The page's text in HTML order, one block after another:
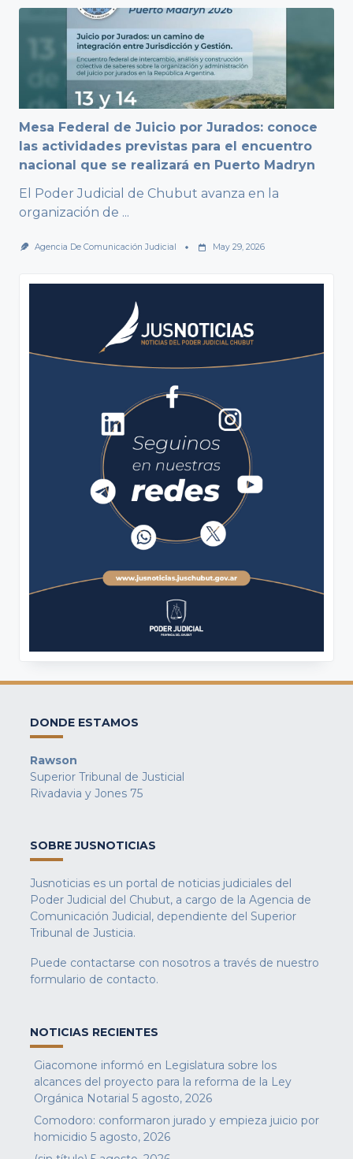
Mesa Federal de Juicio por Jurados: conoce
las actividades previstas para el encuentro
nacional que se realizará en Puerto Madryn
El Poder Judicial de Chubut avanza en la
organización de ...
Agencia De Comunicación Judicial May 29, 2026
DONDE ESTAMOS
Rawson
Superior Tribunal de Justicial
Rivadavia y Jones 75
SOBRE JUSNOTICIAS
Jusnoticias es un portal de noticias judiciales del
Poder Judicial del Chubut, a cargo de la Agencia de
Comunicación Judicial, dependiente del Superior
Tribunal de Justicia.
Puede contactarse con nosotros a través de nuestro
formulario de contacto.
NOTICIAS RECIENTES
Giacomone informó en Legislatura sobre los
alcances del proyecto para la reforma de la Ley
Orgánica Notarial 5 agosto, 2026
Comodoro: conformaron jurado y empieza juicio por
homicidio 5 agosto, 2026